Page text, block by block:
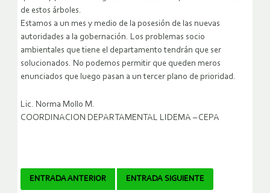
de estos árboles.
Estamos a un mes y medio de la posesión de las nuevas
autoridades a la gobernación. Los problemas socio
ambientales que tiene el departamento tendrán que ser
solucionados. No podemos permitir que queden meros
enunciados que luego pasan a un tercer plano de prioridad.
Lic. Norma Mollo M.
COORDINACION DEPARTAMENTAL LIDEMA – CEPA
Navegador
ENTRADA ANTERIOR ENTRADA SIGUIENTE